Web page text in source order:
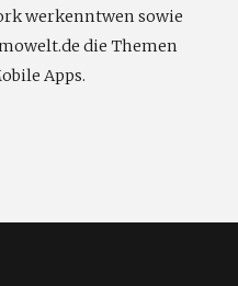
werkenntwen sowie
die Themen
Apps.